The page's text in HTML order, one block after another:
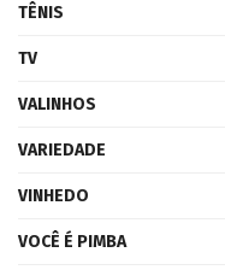
TÊNIS
TV
VALINHOS
VARIEDADE
VINHEDO
VOCÊ É PIMBA